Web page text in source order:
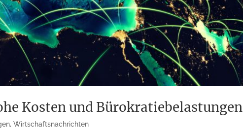
Kosten und Bürokratiebelastungen
,Wirtschaftsnachrichten